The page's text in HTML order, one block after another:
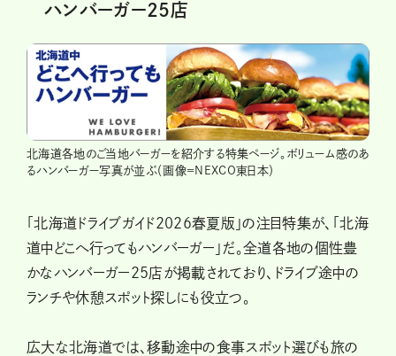
ハンバーガー25店
北海道各地のご当地バーガーを紹介する特集ページ。ボリューム感のあ
るハンバーガー写真が並ぶ（画像＝NEXCO東日本）
「北海道ドライブガイド2026春夏版」の注目特集が、「北海
道中どこへ行ってもハンバーガー」だ。全道各地の個性豊
かなハンバーガー25店が掲載されており、ドライブ途中の
ランチや休憩スポット探しにも役立つ。
広大な北海道では、移動途中の食事スポット選びも旅の